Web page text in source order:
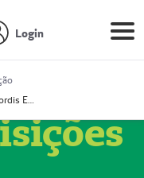
Login
Prestador Decordis Exames Cardiológicos LTDA (51004347-4)